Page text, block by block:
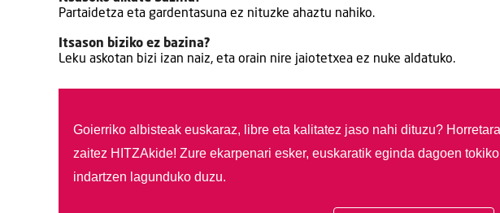
Partaidetza eta gardentasuna ez nituzke ahaztu nahiko.
Itsason biziko ez bazina?
Leku askotan bizi izan naiz, eta orain nire jaiotetxea ez nuke aldatuko.
Goierriko albisteak euskaraz, libre eta kalitatez jaso nahi dituzu?
zaitez HITZAkide! Zure ekarpenari esker, euskaratik eginda dagoen
indartzen lagunduko duzu.